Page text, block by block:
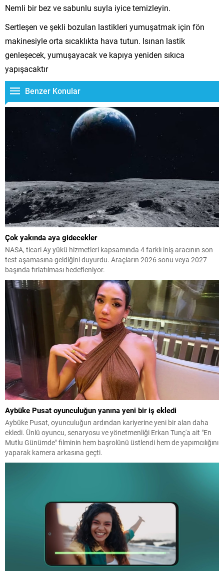
Nemli bir bez ve sabunlu suyla iyice temizleyin.
Sertleşen ve şekli bozulan lastikleri yumuşatmak için fön
makinesiyle orta sıcaklıkta hava tutun. Isınan lastik
genleşecek, yumuşayacak ve kapıya yeniden sıkıca
yapışacaktır
Benzer Konular
Çok yakında aya gidecekler
NASA, ticari Ay yükü hizmetleri kapsamında 4 farklı iniş aracının son
test aşamasına geldiğini duyurdu. Araçların 2026 sonu veya 2027
başında fırlatılması hedefleniyor.
Aybüke Pusat oyunculuğun yanına yeni bir iş ekledi
Aybüke Pusat, oyunculuğun ardından kariyerine yeni bir alan daha
ekledi. Ünlü oyuncu, senaryosu ve yönetmenliği Erkan Tunç'a ait "En
Mutlu Günümde" filminin hem başrolünü üstlendi hem de yapımcılığını
yaparak kamera arkasına geçti.